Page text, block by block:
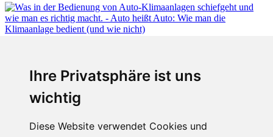
Ihre Privatsphäre ist uns
wichtig
Diese Website verwendet Cookies und
Auto heißt Auto: Wie man die Klimaanlage bedient (und wie nicht)